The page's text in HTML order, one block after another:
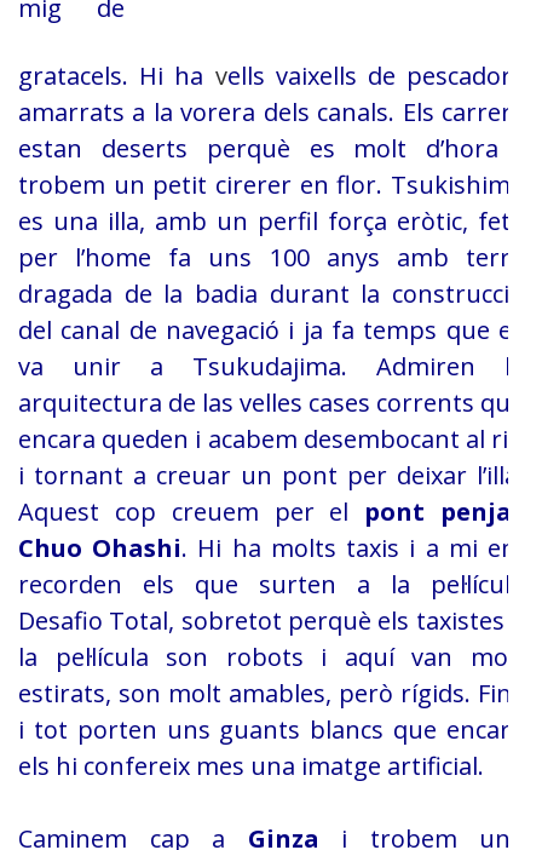
mig de
gratacels. Hi ha vells vaixells de pescadors
amarrats a la vorera dels canals. Els carrers
estan deserts perquè es molt d’hora i
trobem un petit cirerer en flor. Tsukishima
es una illa, amb un perfil força eròtic, feta
per l’home fa uns 100 anys amb terra
dragada de la badia durant la construcció
del canal de navegació i ja fa temps que es
va unir a Tsukudajima. Admiren la
arquitectura de las velles cases corrents que
encara queden i acabem desembocant al riu
i tornant a creuar un pont per deixar l’illa.
Aquest cop creuem per el pont penjat
Chuo Ohashi. Hi ha molts taxis i a mi em
recorden els que surten a la pel·lícula
Desafio Total, sobretot perquè els taxistes a
la pel·lícula son robots i aquí van molt
estirats, son molt amables, però rígids. Fins
i tot porten uns guants blancs que encara
els hi confereix mes una imatge artificial.
Caminem cap a Ginza i trobem una